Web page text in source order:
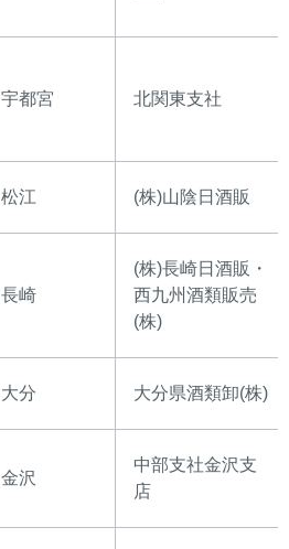
宇都宮 北関東支社
松江 (株)山陰日酒販
長崎
(株)長崎日酒販・
西九州酒類販売
(株)
大分 大分県酒類卸(株)
金沢
中部支社金沢支
店